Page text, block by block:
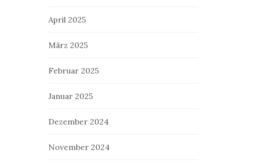
April 2025
März 2025
Februar 2025
Januar 2025
Dezember 2024
November 2024